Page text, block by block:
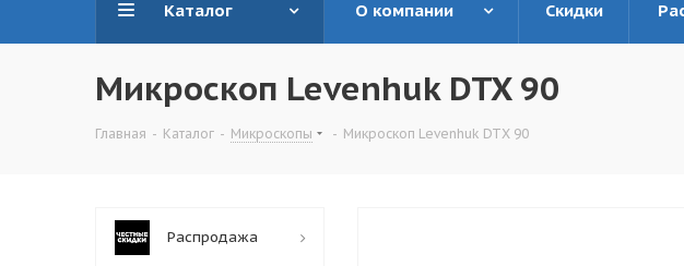
Каталог О компании Скидки
Микроскоп Levenhuk DTX 90
Главная - Каталог - Микроскопы - Микроскоп Levenhuk DTX 90
Распродажа